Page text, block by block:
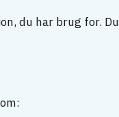
du har brug for.